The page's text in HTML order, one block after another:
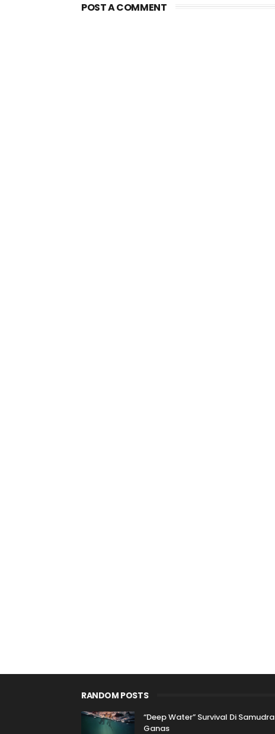
POST A COMMENT
RANDOM POSTS
“Deep Water” Survival Di Samudra
Ganas